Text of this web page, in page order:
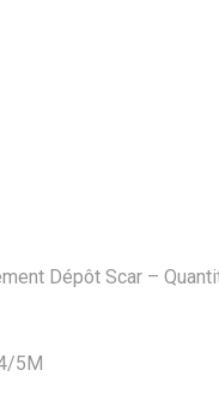
Dépôt Scar –
5M